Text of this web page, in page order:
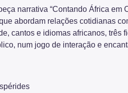
narrativa “Contando África em
abordam relações cotidianas
cantos e idiomas africanos, três
num jogo de interação e